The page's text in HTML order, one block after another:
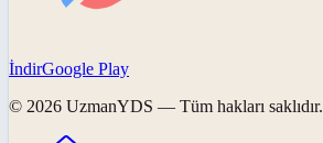
İndirGoogle Play
© 2026 UzmanYDS — Tüm hakları saklıdır.